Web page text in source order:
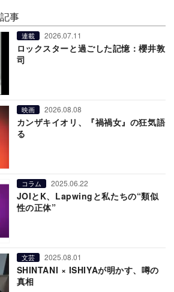
事
連載 2026.07.11
ロックスターと過ごした記憶：櫻井敦
司
映画 2026.08.08
カンザキイオリ、『禍禍女』の狂気語
る
コラム 2025.06.22
JOIとK、Lapwingと私たちの“類似
性の正体”
文芸 2025.08.01
SHINTANI × ISHIYAが明かす、噂の
真相